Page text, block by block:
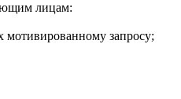
лицам:
мотивированному запросу;